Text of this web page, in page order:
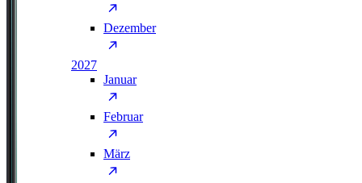
Dezember
2027
Januar
Februar
März